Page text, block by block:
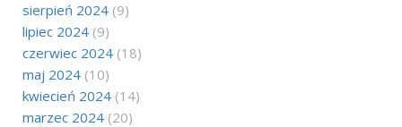
sierpień 2024 (9)
lipiec 2024 (9)
czerwiec 2024 (18)
maj 2024 (10)
kwiecień 2024 (14)
marzec 2024 (20)